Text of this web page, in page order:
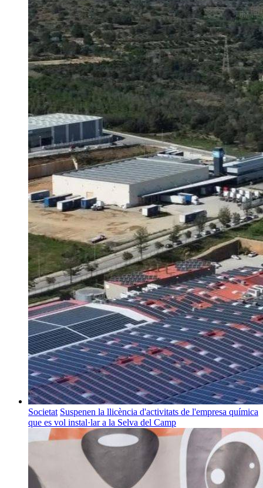
Societat Suspenen la llicència d'activitats de l'empresa química
que es vol instal·lar a la Selva del Camp